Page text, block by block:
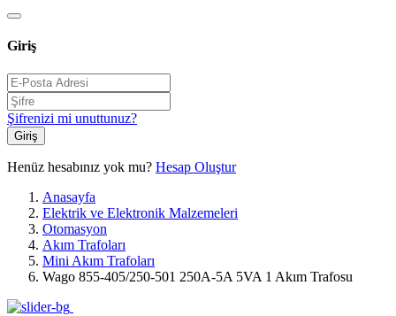
Giriş
Şifrenizi mi unuttunuz?
Giriş
Henüz hesabınız yok mu? Hesap Oluştur
Anasayfa
Elektrik ve Elektronik Malzemeleri
Otomasyon
Akım Trafoları
Mini Akım Trafoları
Wago 855-405/250-501 250A-5A 5VA 1 Akım Trafosu